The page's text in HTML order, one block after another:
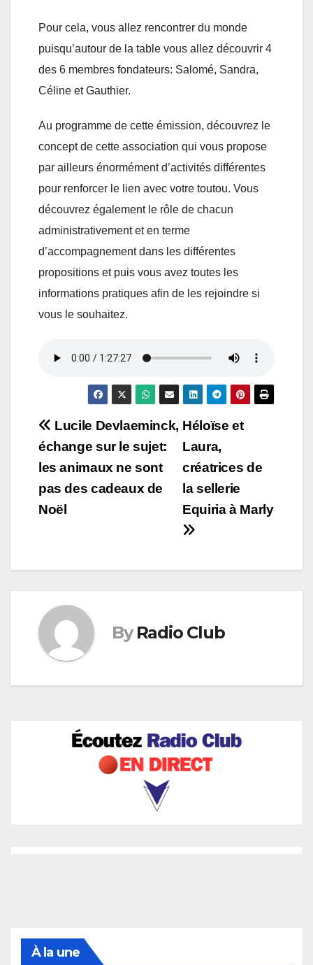
Pour cela, vous allez rencontrer du monde
puisqu’autour de la table vous allez découvrir 4
des 6 membres fondateurs: Salomé, Sandra,
Céline et Gauthier.
Au programme de cette émission, découvrez le
concept de cette association qui vous propose
par ailleurs énormément d’activités différentes
pour renforcer le lien avec votre toutou. Vous
découvrez également le rôle de chacun
administrativement et en terme
d’accompagnement dans les différentes
propositions et puis vous avez toutes les
informations pratiques afin de les rejoindre si
vous le souhaitez.
Navigation
de
l’article
Héloïse et
Laura,
créatrices de
la sellerie
Equiria à Marly
Lucile Devlaeminck,
échange sur le sujet:
les animaux ne sont
pas des cadeaux de
Noël
By Radio Club
À la une